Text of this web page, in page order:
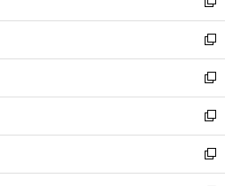
ウ
で
開
く
ィ
ン
ド
ウ
で
開
く
い
ウ
ィ
ン
ド
ウ
で
開
く
新
し
い
ウ
ィ
ン
ド
ウ
で
開
新
し
い
ウ
ィ
ン
ド
ウ
新
し
い
ウ
ィ
ン
新
し
い
ウ
新
し